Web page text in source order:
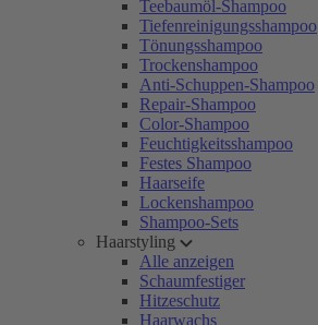
Teebaumöl-Shampoo
Tiefenreinigungsshampoo
Tönungsshampoo
Trockenshampoo
Anti-Schuppen-Shampoo
Repair-Shampoo
Color-Shampoo
Feuchtigkeitsshampoo
Festes Shampoo
Haarseife
Lockenshampoo
Shampoo-Sets
Haarstyling
Alle anzeigen
Schaumfestiger
Hitzeschutz
Haarwachs